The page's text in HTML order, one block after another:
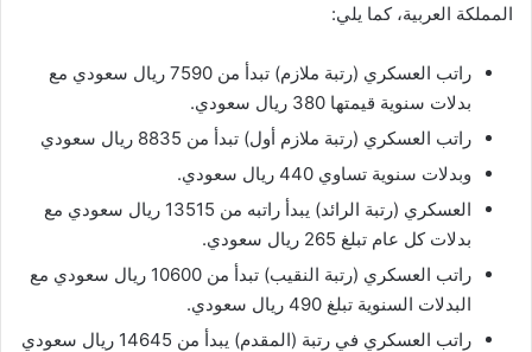
المملكة العربية، كما يلي:
راتب العسكري (رتبة ملازم) تبدأ من 7590 ريال سعودي مع
بدلات سنوية قيمتها 380 ريال سعودي.
راتب العسكري (رتبة ملازم أول) تبدأ من 8835 ريال سعودي
وبدلات سنوية تساوي 440 ريال سعودي.
العسكري (رتبة الرائد) يبدأ راتبه من 13515 ريال سعودي مع
بدلات كل عام تبلغ 265 ريال سعودي.
راتب العسكري (رتبة النقيب) تبدأ من 10600 ريال سعودي مع
البدلات السنوية تبلغ 490 ريال سعودي.
راتب العسكري في رتبة (المقدم) يبدأ من 14645 ريال سعودي